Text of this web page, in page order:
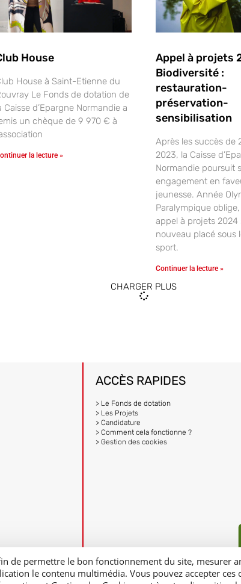
House
House à Saint-Etienne du
Le Fonds de dotation de
Caisse d’Epargne Normandie a
un chèque de 9 970 € à
la lecture »
Appel à projets
Biodiversité :
restauration-
préservation-
sensibilisation
Après les succès de
2023, la Caisse
Normandie poursuit
engagement en
jeunesse. Année
Paralympique
appel à projets 2024
nouveau placé sous
sport.
Continuer la lecture »
CHARGER PLUS
ACCÈS RAPIDES
> Le Fonds de dotation
> Les Projets
> Candidature
> Comment cela fonctionne ?
> Gestion des cookies
de permettre le bon fonctionnement du site,
le contenu multimédia. Vous pouvez accepter